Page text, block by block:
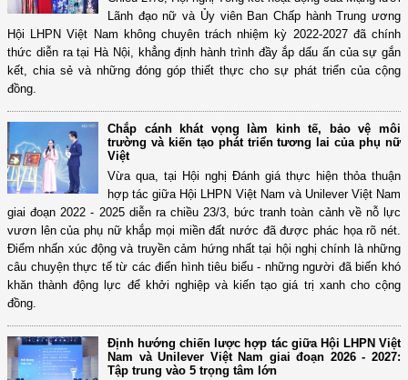
Lãnh đạo nữ và Ủy viên Ban Chấp hành Trung ương
Hội LHPN Việt Nam không chuyên trách nhiệm kỳ 2022-2027 đã chính
thức diễn ra tại Hà Nội, khẳng định hành trình đầy ắp dấu ấn của sự gắn
kết, chia sẻ và những đóng góp thiết thực cho sự phát triển của cộng
đồng.
Chắp cánh khát vọng làm kinh tế, bảo vệ môi
trường và kiến tạo phát triển tương lai của phụ nữ
Việt
Vừa qua, tại Hội nghị Đánh giá thực hiện thỏa thuận
hợp tác giữa Hội LHPN Việt Nam và Unilever Việt Nam
giai đoạn 2022 - 2025 diễn ra chiều 23/3, bức tranh toàn cảnh về nỗ lực
vươn lên của phụ nữ khắp mọi miền đất nước đã được phác họa rõ nét.
Điểm nhấn xúc động và truyền cảm hứng nhất tại hội nghị chính là những
câu chuyện thực tế từ các điển hình tiêu biểu - những người đã biến khó
khăn thành động lực để khởi nghiệp và kiến tạo giá trị xanh cho cộng
đồng.
Định hướng chiến lược hợp tác giữa Hội LHPN Việt
Nam và Unilever Việt Nam giai đoạn 2026 - 2027:
Tập trung vào 5 trọng tâm lớn